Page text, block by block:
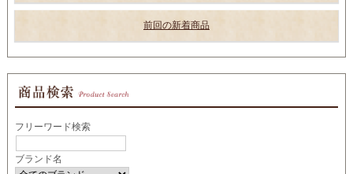
前回の新着商品
フリーワード検索
ブランド名